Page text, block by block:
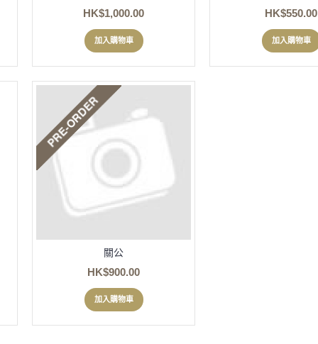
HK$1,000.00
加入購物車
HK$550.00
加入購物車
關公
HK$900.00
加入購物車